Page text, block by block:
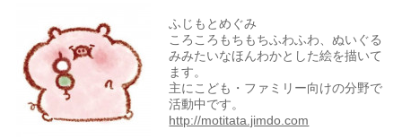
ふじもとめぐみ
ころころもちもちふわふわ、ぬいぐる
みみたいなほんわかとした絵を描いて
ます。
主にこども・ファミリー向けの分野で
活動中です。
http://motitata.jimdo.com